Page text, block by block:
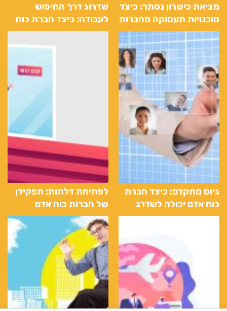
מציאת כישרון נסתר: כיצד
סוכנויות תעסוקה מחברות
בין מעסיקים למועמדים
מובילים
שדרוג דרך החיפוש
לעבודה: כיצד חברת כוח
אדם יכולה להקל על דרך
המציאת עסקה מושלמת
גיוס מתקדם: כיצד חברת
כוח אדם יכולה לשדרג
ולמצוא את הטלנטים
לפתיחת דלתות: תפקידן
של חברות כוח אדם
ביצירת הזדמנויות עבודה